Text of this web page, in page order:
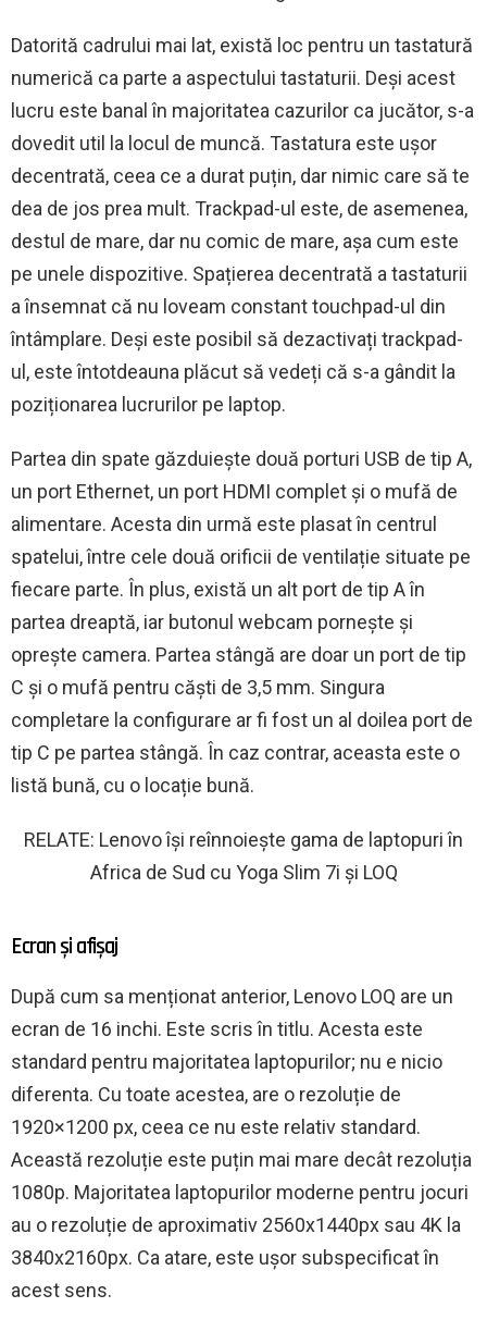
Datorită cadrului mai lat, există loc pentru un tastatură
numerică ca parte a aspectului tastaturii. Deși acest
lucru este banal în majoritatea cazurilor ca jucător, s-a
dovedit util la locul de muncă. Tastatura este ușor
decentrată, ceea ce a durat puțin, dar nimic care să te
dea de jos prea mult. Trackpad-ul este, de asemenea,
destul de mare, dar nu comic de mare, așa cum este
pe unele dispozitive. Spațierea decentrată a tastaturii
a însemnat că nu loveam constant touchpad-ul din
întâmplare. Deși este posibil să dezactivați trackpad-
ul, este întotdeauna plăcut să vedeți că s-a gândit la
poziționarea lucrurilor pe laptop.
Partea din spate găzduiește două porturi USB de tip A,
un port Ethernet, un port HDMI complet și o mufă de
alimentare. Acesta din urmă este plasat în centrul
spatelui, între cele două orificii de ventilație situate pe
fiecare parte. În plus, există un alt port de tip A în
partea dreaptă, iar butonul webcam pornește și
oprește camera. Partea stângă are doar un port de tip
C și o mufă pentru căști de 3,5 mm. Singura
completare la configurare ar fi fost un al doilea port de
tip C pe partea stângă. În caz contrar, aceasta este o
listă bună, cu o locație bună.
RELATE: Lenovo își reînnoiește gama de laptopuri în
Africa de Sud cu Yoga Slim 7i și LOQ
Ecran și afișaj
După cum sa menționat anterior, Lenovo LOQ are un
ecran de 16 inchi. Este scris în titlu. Acesta este
standard pentru majoritatea laptopurilor; nu e nicio
diferenta. Cu toate acestea, are o rezoluție de
1920×1200 px, ceea ce nu este relativ standard.
Această rezoluție este puțin mai mare decât rezoluția
1080p. Majoritatea laptopurilor moderne pentru jocuri
au o rezoluție de aproximativ 2560x1440px sau 4K la
3840x2160px. Ca atare, este ușor subspecificat în
acest sens.